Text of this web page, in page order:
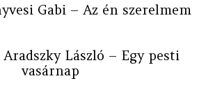
Gabi – Az én szerelmem
László – Egy pesti
vasárnap